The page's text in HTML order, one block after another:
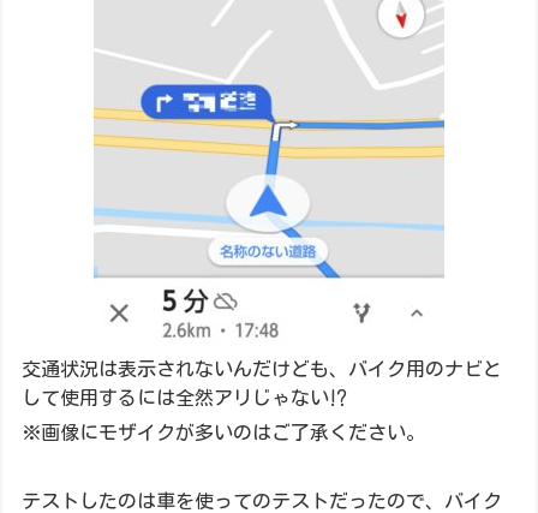
交通状況は表示されないんだけども、バイク用のナビと
して使用するには全然アリじゃない⁉
※画像にモザイクが多いのはご了承ください。
テストしたのは車を使ってのテストだったので、バイク